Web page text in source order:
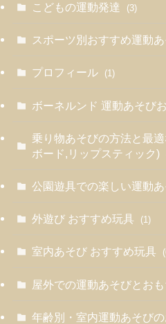
こどもの運動発達 (3)
スポーツ別おすすめ運動
プロフィール (1)
ボーネルンド 運動あそび
乗り物あそびの方法と最
ボード,リップスティック)
公園遊具での楽しい運動
外遊び おすすめ玩具 (1)
室内あそび おすすめ玩具
屋外での運動あそびとお
年齢別・室内運動あそび